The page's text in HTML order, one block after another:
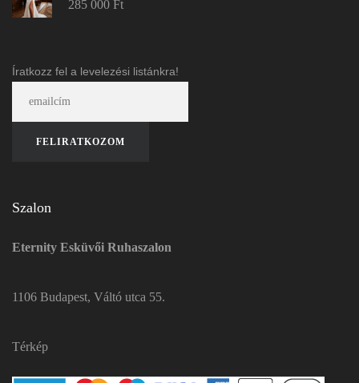
285 000 Ft
Íratkozz fel a levelezési listánkra!
Szalon
Eternity Esküvői Ruhaszalon
1106 Budapest, Váltó utca 55.
Térkép